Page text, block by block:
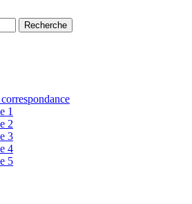
Recherche
1
2
3
4
5